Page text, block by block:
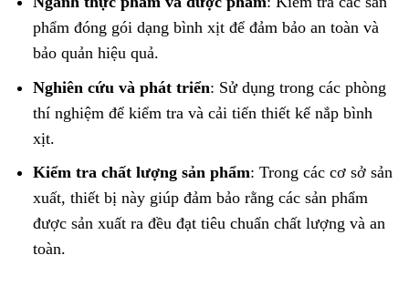
phẩm đóng gói dạng bình xịt để đảm bảo an toàn và
bảo quản hiệu quả.
Nghiên cứu và phát triển: Sử dụng trong các phòng
thí nghiệm để kiểm tra và cải tiến thiết kế nắp bình
xịt.
Kiểm tra chất lượng sản phẩm: Trong các cơ sở sản
xuất, thiết bị này giúp đảm bảo rằng các sản phẩm
được sản xuất ra đều đạt tiêu chuẩn chất lượng và an
toàn.